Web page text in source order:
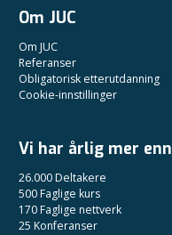
Om JUC
Om JUC
Referanser
Obligatorisk etterutdanning
Cookie-innstillinger
Vi har årlig mer enn
26.000 Deltakere
500 Faglige kurs
170 Faglige nettverk
25 Konferanser